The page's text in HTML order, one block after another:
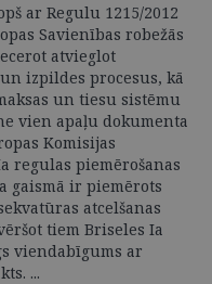
ar Regulu 1215/2012
Savienības robežās
atvieglot
izpildes procesus, kā
un tiesu sistēmu
vien apaļu dokumenta
Komisijas
regulas piemērošanas
gaismā ir piemērots
atcelšanas
tiem Briseles Ia
viendabīgums ar
...